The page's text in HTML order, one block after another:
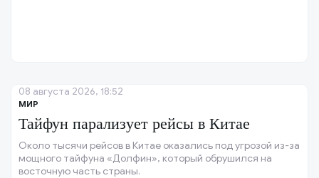
МИР
Тайфун парализует рейсы в Китае
Около тысячи рейсов в Китае оказались под угрозой из-за
мощного тайфуна «Долфин», который обрушился на
восточную часть страны.
08 августа 2026, 18:52